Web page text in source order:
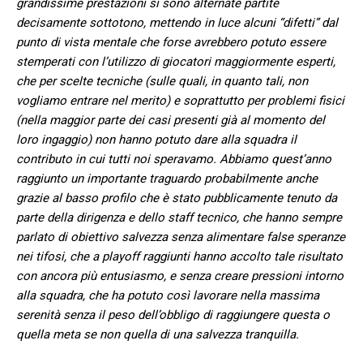
grandissime prestazioni si sono alternate partite
decisamente sottotono, mettendo in luce alcuni “difetti” dal
punto di vista mentale che forse avrebbero potuto essere
stemperati con l’utilizzo di giocatori maggiormente esperti,
che per scelte tecniche (sulle quali, in quanto tali, non
vogliamo entrare nel merito) e soprattutto per problemi fisici
(nella maggior parte dei casi presenti già al momento del
loro ingaggio) non hanno potuto dare alla squadra il
contributo in cui tutti noi speravamo. Abbiamo quest’anno
raggiunto un importante traguardo probabilmente anche
grazie al basso profilo che è stato pubblicamente tenuto da
parte della dirigenza e dello staff tecnico, che hanno sempre
parlato di obiettivo salvezza senza alimentare false speranze
nei tifosi, che a playoff raggiunti hanno accolto tale risultato
con ancora più entusiasmo, e senza creare pressioni intorno
alla squadra, che ha potuto così lavorare nella massima
serenità senza il peso dell’obbligo di raggiungere questa o
quella meta se non quella di una salvezza tranquilla.